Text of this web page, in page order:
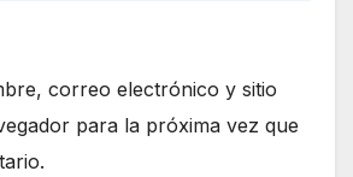
correo electrónico y sitio
para la próxima vez que